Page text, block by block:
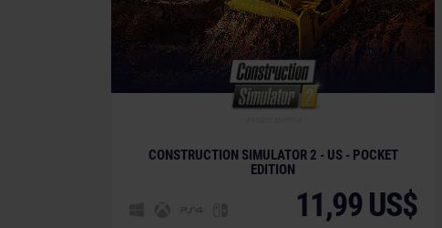
CONSTRUCTION SIMULATOR 2 - US - POCKET
EDITION
11,99 US$